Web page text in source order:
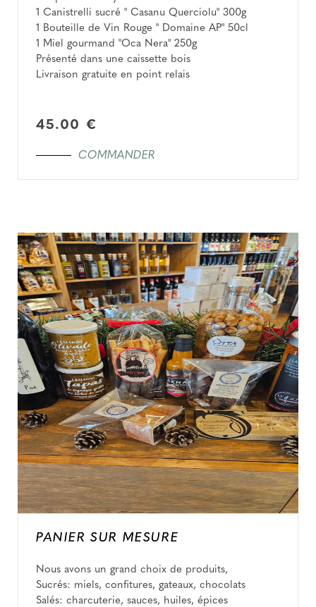
1 Canistrelli sucré " Casanu Querciolu" 300g
1 Bouteille de Vin Rouge " Domaine AP" 50cl
1 Miel gourmand "Oca Nera" 250g
Présenté dans une caissette bois
Livraison gratuite en point relais
45.00 €
COMMANDER
PANIER SUR MESURE
Nous avons un grand choix de produits,
Sucrés: miels, confitures, gateaux, chocolats
Salés: charcuterie, sauces, huiles, épices